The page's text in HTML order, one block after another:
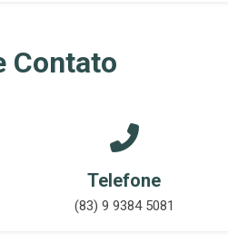
Contato
Telefone
(83) 9 9384 5081